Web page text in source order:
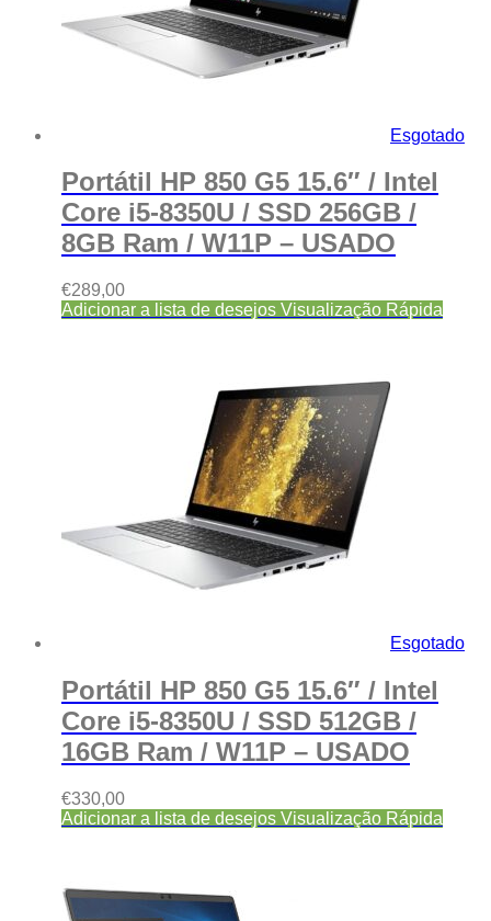
Esgotado
Portátil HP 850 G5 15.6″ / Intel
Core i5-8350U / SSD 256GB /
8GB Ram / W11P – USADO
€289,00
Adicionar a lista de desejos Visualização Rápida
Esgotado
Portátil HP 850 G5 15.6″ / Intel
Core i5-8350U / SSD 512GB /
16GB Ram / W11P – USADO
€330,00
Adicionar a lista de desejos Visualização Rápida